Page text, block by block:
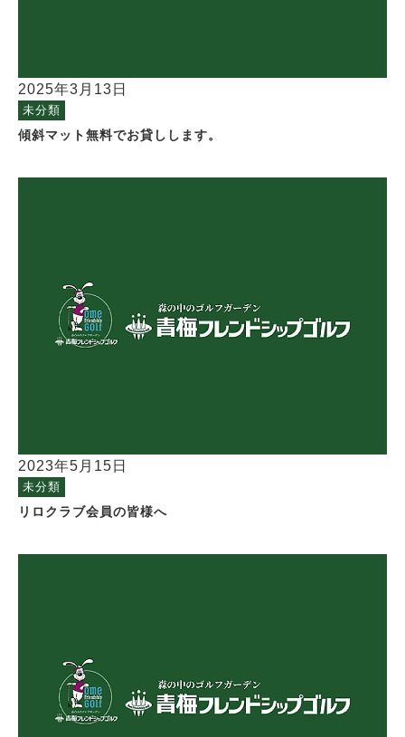
2025年3月13日
未分類
傾斜マット無料でお貸しします。
2023年5月15日
未分類
リロクラブ会員の皆様へ